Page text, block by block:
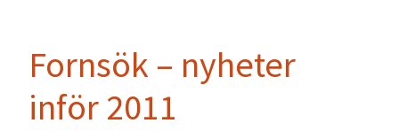
Fornsök – nyheter
inför 2011